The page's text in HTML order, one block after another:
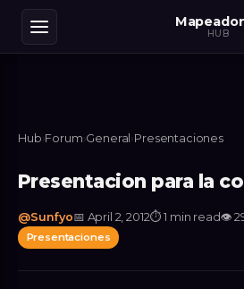
HUB
Hub›Forum›General ›Presentaciones
Presentacion para la
@Sunfyo📅 April 2, 2012⏱1 min read👁
Presentaciones